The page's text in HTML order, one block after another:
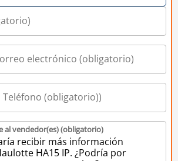
al vendedor(es) (obligatorio)